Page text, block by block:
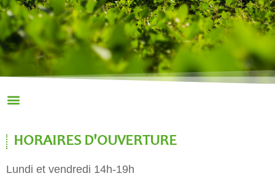
HORAIRES D'OUVERTURE
Lundi et vendredi 14h-19h